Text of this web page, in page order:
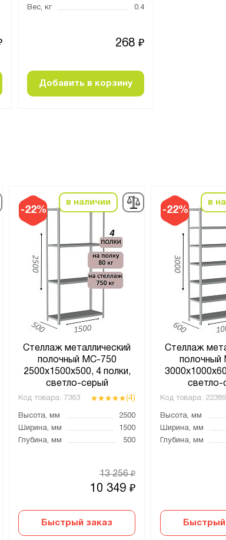
Вес, кг
0.4
268 ₽
Добавить в корзину
-22%
в наличии
Стеллаж металлический
полочный МС-750
2500х1500х500, 4 полки,
светло-серый
Код товара: 7363 (4)
Высота, мм
2500
Ширина, мм
1500
Глубина, мм
500
10 349 ₽
13 256₽
Быстрый заказ
-22%
в
Стеллаж
светло-
Код товара:
Высота, мм
Ширина, мм
Глубина, мм
Быстрый